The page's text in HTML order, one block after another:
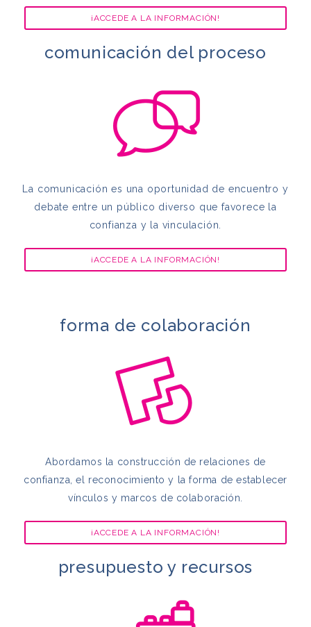
¡ACCEDE A LA INFORMACIÓN!
comunicación del proceso
La comunicación es una oportunidad de encuentro y
debate entre un público diverso que favorece la
confianza y la vinculación.
¡ACCEDE A LA INFORMACIÓN!
forma de colaboración
Abordamos la construcción de relaciones de
confianza, el reconocimiento y la forma de establecer
vínculos y marcos de colaboración.
¡ACCEDE A LA INFORMACIÓN!
presupuesto y recursos